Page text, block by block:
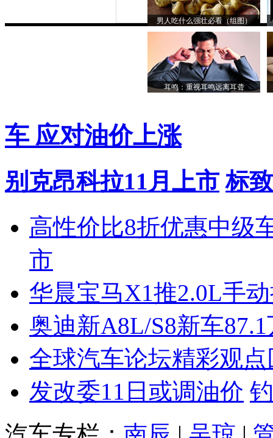
男人吃什么强壮必看（组图）
耳鸣：重视耳鸣远离耳聋
车 应对油价上涨
别克昂科拉11月上市 标
高性价比8折优惠中级
市
华晨宝马X1推2.0L手
奥迪新A8L/S8新车
全球汽车论坛精彩观点
发改委11日或调油价